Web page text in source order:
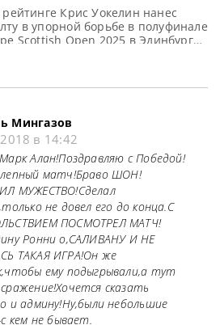
Крис Уокелин нанес
в упорной борьбе в полуфинале
Scottish Open 2025 в Эдинбурге,
Мэттью Селта со счетом
2025 в Эдинбурге.
Мингазов
в 14:42
Алан!Поздравляю с Победой!
матч!Браво ШОН!
МУЖЕСТВО!Сделал
не довел его до конца.С
ПОСМОТРЕЛ МАТЧ!
Ронни о,САЛИВАНУ И НЕ
ТАКАЯ ИГРА!Он же
ему подыгрывали,а тут
сказать
и админу!Ну,были небольшие
с кем не бывает.